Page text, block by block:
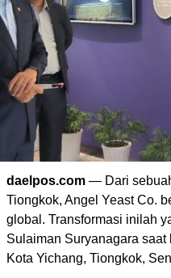
daelpos.com — Dari
Tiongkok, Angel Yeast Co.
global. Transformasi inilah
Sulaiman Suryanagara saat
Kota Yichang, Tiongkok,